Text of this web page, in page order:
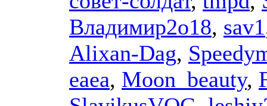
Владимир2о18, sav1
Alixan-Dag,
еаеа, Moon_beauty,